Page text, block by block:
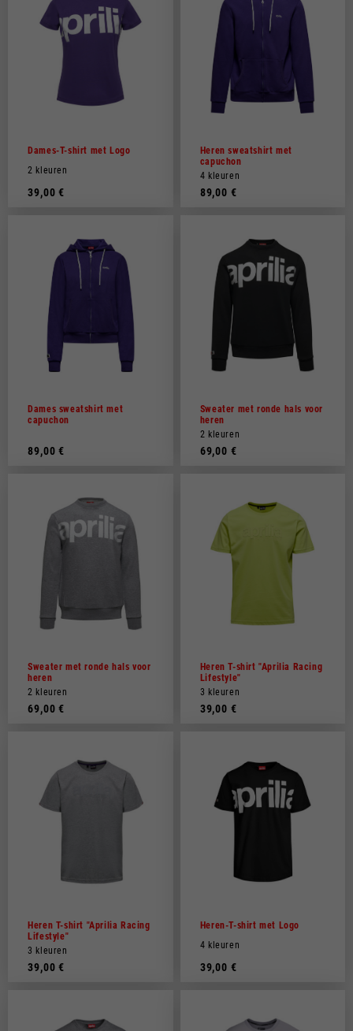
Dames-T-shirt met Logo
2 kleuren
39,00 €
Heren sweatshirt met
capuchon
4 kleuren
89,00 €
Dames sweatshirt met
capuchon
89,00 €
Sweater met ronde hals voor
heren
2 kleuren
69,00 €
Sweater met ronde hals voor
heren
2 kleuren
69,00 €
Heren T-shirt "Aprilia Racing
Lifestyle"
3 kleuren
39,00 €
Heren T-shirt "Aprilia Racing
Lifestyle"
3 kleuren
39,00 €
Heren-T-shirt met Logo
4 kleuren
39,00 €